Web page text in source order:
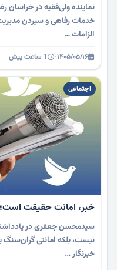
نماینده ولی‌فقیه در خراسان
خدمات رفاهی و سپردن
الزامات …
۱۴۰۵/۰۵/۱۶· 1 ساعت پیش
اجتماعی
خبر، امانت حقیقت است؛
سیدمحسن جعفری در
نیست، بلکه امانتی
خبرنگار …